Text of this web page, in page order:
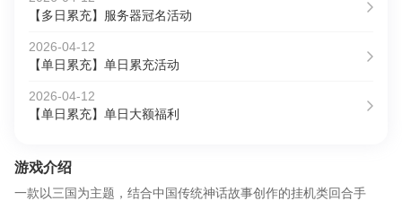
【多日累充】服务器冠名活动
2026-04-12
【单日累充】单日累充活动
2026-04-12
【单日累充】单日大额福利
游戏介绍
一款以三国为主题，结合中国传统神话故事创作的挂机类回合手